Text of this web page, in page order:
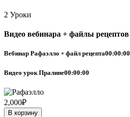
2 Уроки
Видео вебинара + файлы рецептов
Вебинар Рафаэлло + файл рецепта00:00:00
Видео урок Пралине00:00:00
2,000₽
В корзину